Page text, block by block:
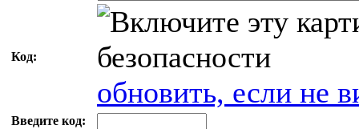
Код:
обновить, если не
Введите код: